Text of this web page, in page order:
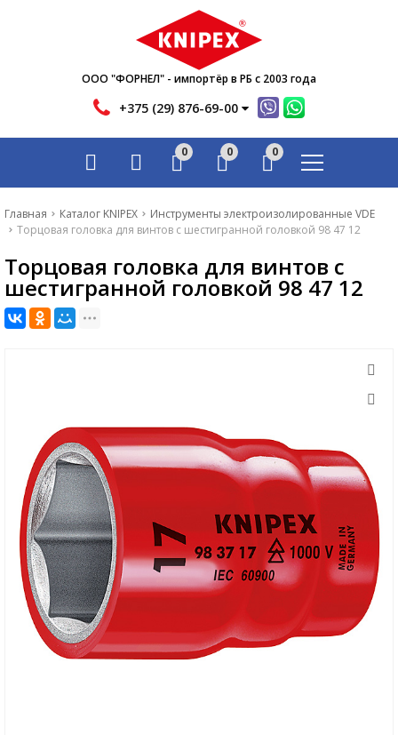
ООО "ФОРНЕЛ" - импортёр в РБ с 2003 года
+375 (29) 876-69-00
Каталог
Новости
Вопрос-ответ
0 0 0
Главная Каталог KNIPEX
Инструменты электроизолированные VDE
Торцовая головка для винтов с шестигранной головкой 98 47 12
Торцовая головка для винтов с
шестигранной головкой 98 47 12
Новости
Акции
Инфо
Контакты
Вопрос-ответ